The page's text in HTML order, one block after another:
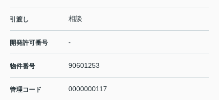
引渡し 相談
開発許可番号 -
物件番号 90601253
管理コード 0000000117